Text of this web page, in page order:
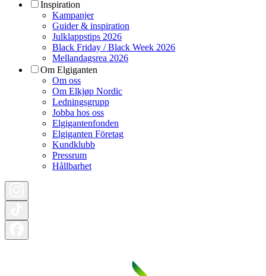
Inspiration
Kampanjer
Guider & inspiration
Julklappstips 2026
Black Friday / Black Week 2026
Mellandagsrea 2026
Om Elgiganten
Om oss
Om Elkjøp Nordic
Ledningsgrupp
Jobba hos oss
Elgigantenfonden
Elgiganten Företag
Kundklubb
Pressrum
Hållbarhet